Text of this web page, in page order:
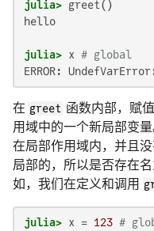
julia>
hello
julia> x # global
ERROR:
在 greet 函数内部，赋值
用域中的一个新局部变
在局部作用域内，并且
局部的，所以是否存在名
如，我们在定义和调用
julia> x = 123 #